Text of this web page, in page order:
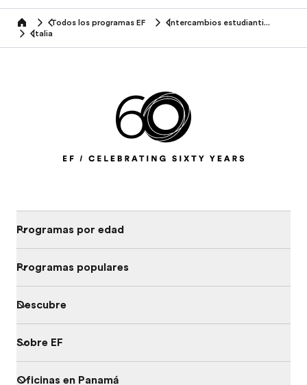
home Todos los programas EF
Intercambios estudiantiles
Italia
Programas por edad
Programas populares
Descubre
Sobre EF
Oficinas en Panamá